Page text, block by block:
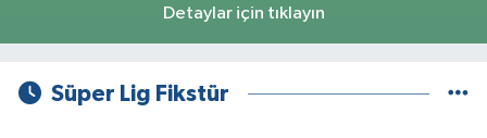
Detaylar için tıklayın
Süper Lig Fikstür